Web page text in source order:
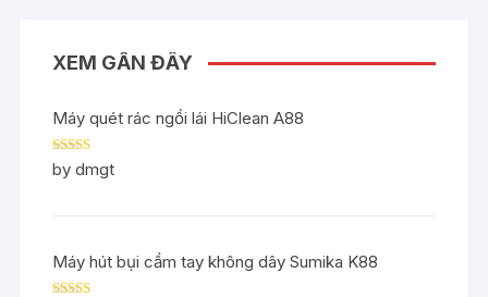
XEM GẦN ĐÂY
Máy quét rác ngồi lái HiClean A88
Rated5out
of 5
by dmgt
Máy hút bụi cầm tay không dây Sumika K88